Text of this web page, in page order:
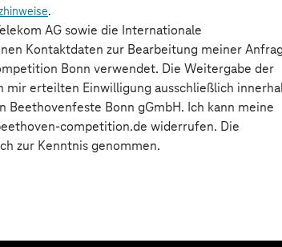
.
AG sowie die Internationale
Kontaktdaten zur Bearbeitung meiner
Bonn verwendet. Die Weitergabe der
mir erteilten Einwilligung ausschließlich
Beethovenfeste Bonn gGmbH. Ich kann meine
competition.de widerrufen. Die
zur Kenntnis genommen.